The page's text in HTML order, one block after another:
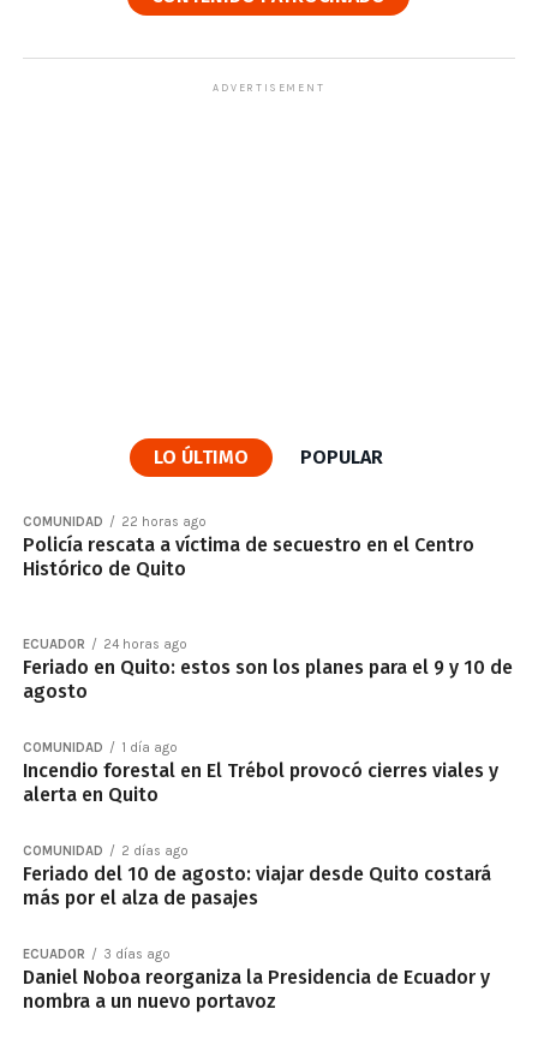
ADVERTISEMENT
LO ÚLTIMO POPULAR
COMUNIDAD 22 horas ago
Policía rescata a víctima de secuestro en el Centro
Histórico de Quito
ECUADOR 24 horas ago
Feriado en Quito: estos son los planes para el 9 y 10 de
agosto
COMUNIDAD 1 día ago
Incendio forestal en El Trébol provocó cierres viales y
alerta en Quito
COMUNIDAD 2 días ago
Feriado del 10 de agosto: viajar desde Quito costará
más por el alza de pasajes
ECUADOR 3 días ago
Daniel Noboa reorganiza la Presidencia de Ecuador y
nombra a un nuevo portavoz